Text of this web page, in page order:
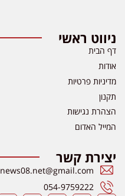
ניווט ראשי
דף הבית
אודות
מדיניות פרטיות
תקנון
הצהרת נגישות
המייל האדום
יצירת קשר
news08.net@gmail.com
054-9759222